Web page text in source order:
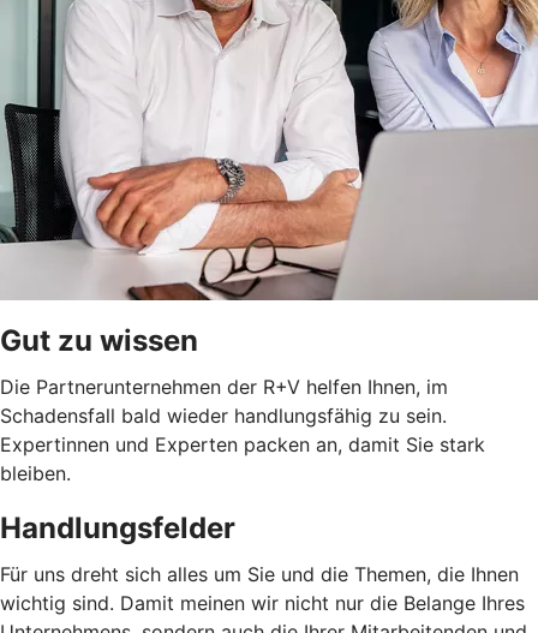
Gut zu wissen
Die Partnerunternehmen der R+V helfen Ihnen, im
Schadensfall bald wieder handlungsfähig zu sein.
Expertinnen und Experten packen an, damit Sie stark
bleiben.
Handlungsfelder
Für uns dreht sich alles um Sie und die Themen, die Ihnen
wichtig sind. Damit meinen wir nicht nur die Belange Ihres